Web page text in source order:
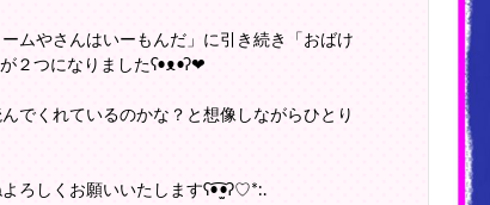
ムやさんはいーもんだ」に引き続き「おばけ
２つになりましたʕ•ᴥ•ʔ❤
でくれているのかな？と想像しながらひとり
ろしくお願いいたしますʕ•̫͡•ʔ♡*:.